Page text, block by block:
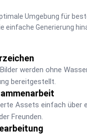
Umgebung für
einfache Generierung
werden ohne
bereitgestellt.
Assets einfach über
Freunden.